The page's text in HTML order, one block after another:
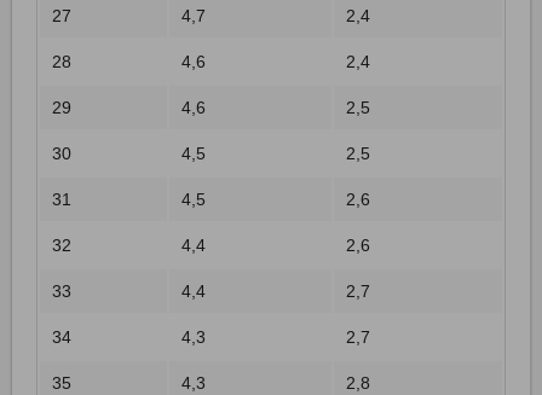
27 4,7 2,4
28 4,6 2,4
29 4,6 2,5
30 4,5 2,5
31 4,5 2,6
32 4,4 2,6
33 4,4 2,7
34 4,3 2,7
35 4,3 2,8